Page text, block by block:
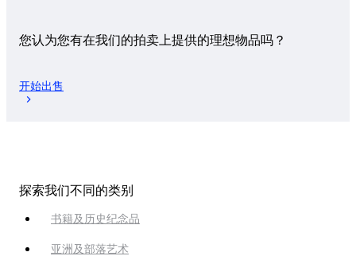
您认为您有在我们的拍卖上提供的理想物品吗？
开始出售
探索我们不同的类别
书籍及历史纪念品
亚洲及部落艺术